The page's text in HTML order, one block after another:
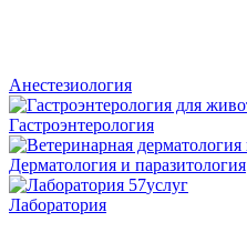
Анестезиология
Гастроэнтерология
Дерматология и паразитология
57услуг
Лаборатория